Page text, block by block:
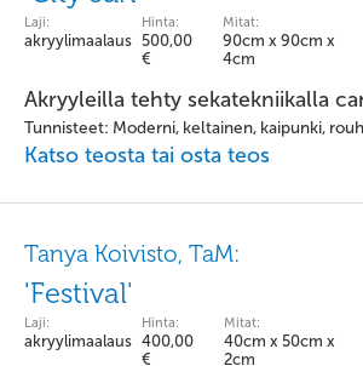
Laji:
akryylimaalaus
Hinta:
500,00
€
Mitat:
90cm x 90cm x
4cm
Akryyleilla tehty sekatekniikalla
Tunnisteet: Moderni, keltainen, kaipunki,
Katso teosta tai osta teos
Tanya Koivisto, TaM:
'Festival'
Laji:
akryylimaalaus
Hinta:
400,00
€
Mitat:
40cm x 50cm x
2cm